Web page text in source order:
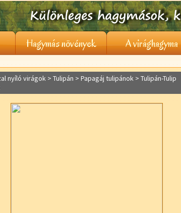
Hagymás növények A virághagyma
nyíló virágok > Tulipán > Papagáj tulipánok > Tulipán-Tulip